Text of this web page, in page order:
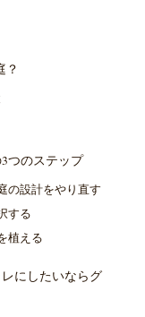
？
3つのステップ
の設計をやり直す
する
植える
にしたいならグ